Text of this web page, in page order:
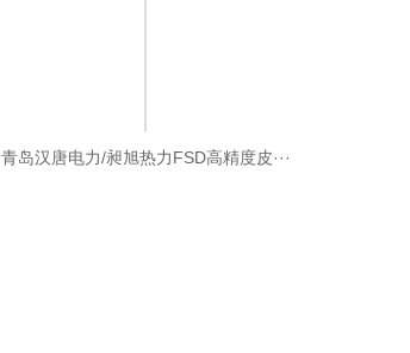
青岛汉唐电力/昶旭热力FSD高精度皮···